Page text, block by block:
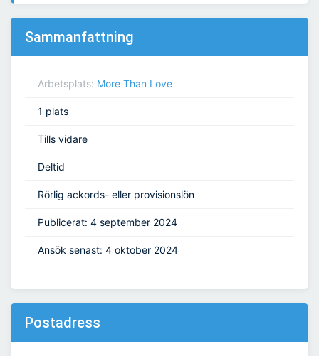
Sammanfattning
Arbetsplats: More Than Love
1 plats
Tills vidare
Deltid
Rörlig ackords- eller provisionslön
Publicerat: 4 september 2024
Ansök senast: 4 oktober 2024
Postadress